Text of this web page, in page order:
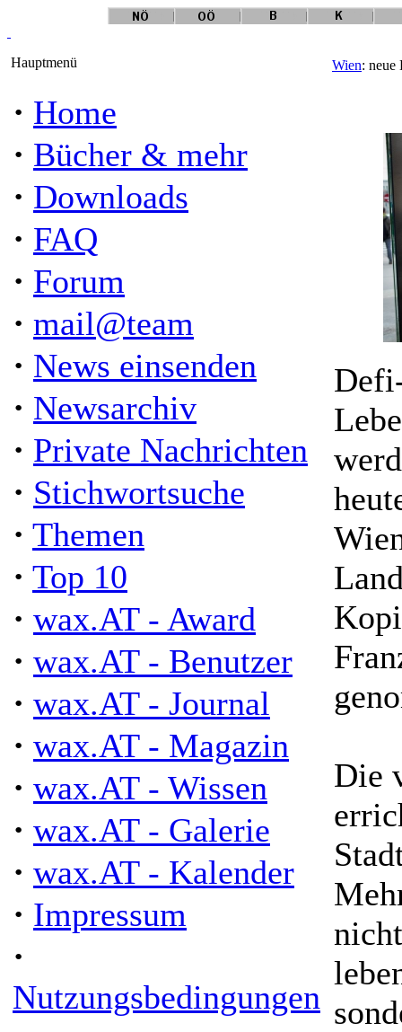
Hauptmenü
· Home
· Bücher & mehr
· Downloads
· FAQ
· Forum
· mail@team
· News einsenden
· Newsarchiv
· Private Nachrichten
· Stichwortsuche
· Themen
· Top 10
· wax.AT - Award
· wax.AT - Benutzer
· wax.AT - Journal
· wax.AT - Magazin
· wax.AT - Wissen
· wax.AT - Galerie
· wax.AT - Kalender
· Impressum
·
Nutzungsbedingungen
Wien: neue
Die